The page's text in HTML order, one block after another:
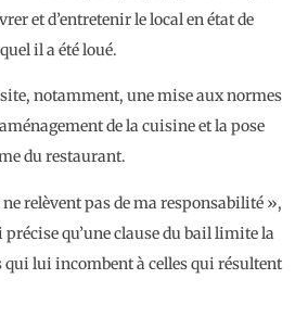
et d’entretenir le local en état de
il a été loué.
notamment, une mise aux normes
de la cuisine et la pose
du restaurant.
relèvent pas de ma responsabilité »,
qu’une clause du bail limite la
qui lui incombent à celles qui résultent